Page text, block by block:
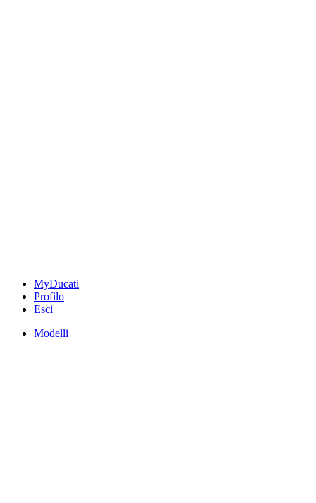
MyDucati
Profilo
Esci
Modelli